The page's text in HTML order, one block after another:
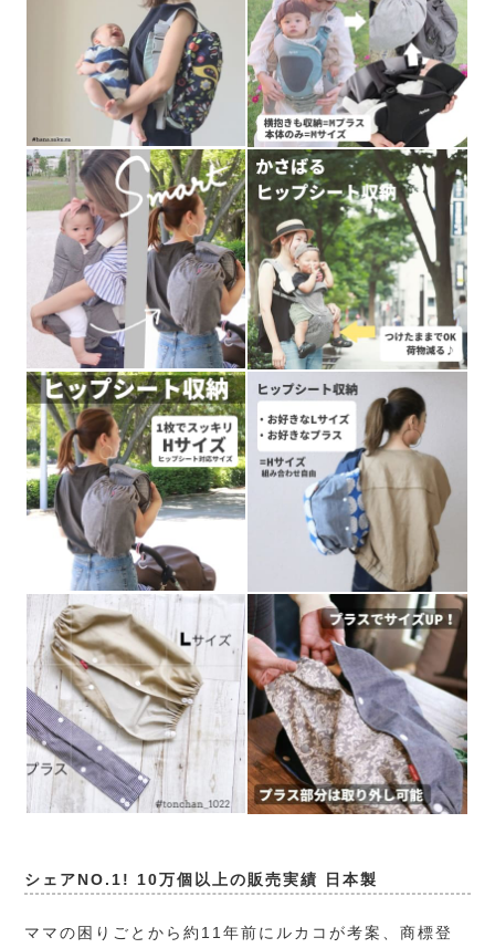
シェアNO.1! 10万個以上の販売実績 日本製
ママの困りごとから約11年前にルカコが考案、商標登